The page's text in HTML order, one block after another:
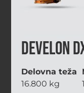
Develon
Delovna teža
16.800 kg